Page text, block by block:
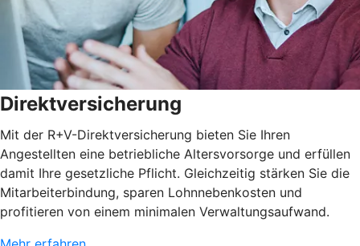
Direktversicherung
Mit der R+V-Direktversicherung bieten Sie Ihren
Angestellten eine betriebliche Altersvorsorge und erfüllen
damit Ihre gesetzliche Pflicht. Gleichzeitig stärken Sie die
Mitarbeiterbindung, sparen Lohnnebenkosten und
profitieren von einem minimalen Verwaltungsaufwand.